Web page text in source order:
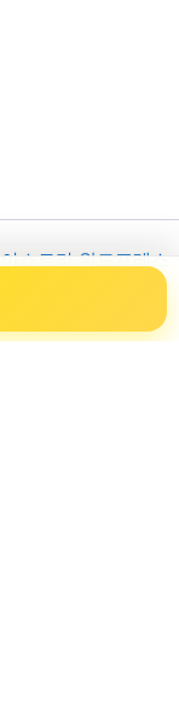
아스트라 워드프레스